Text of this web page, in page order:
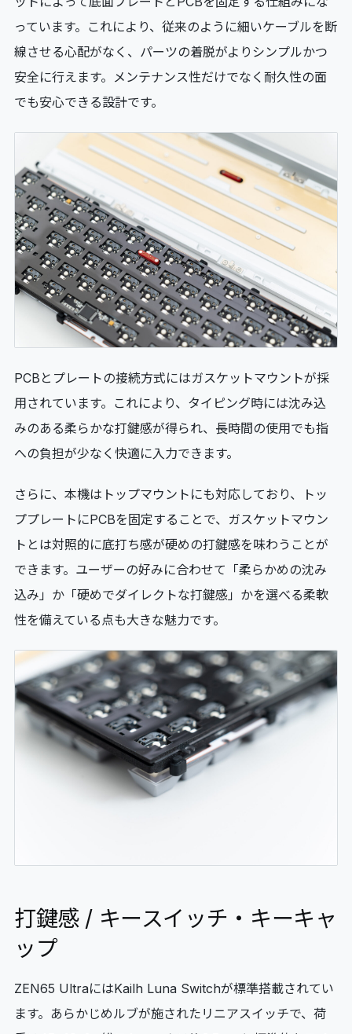
っています。これにより、従来のように細いケーブルを断
線させる心配がなく、パーツの着脱がよりシンプルかつ
安全に行えます。メンテナンス性だけでなく耐久性の面
でも安心できる設計です。
PCBとプレートの接続方式にはガスケットマウントが採
用されています。これにより、タイピング時には沈み込
みのある柔らかな打鍵感が得られ、長時間の使用でも指
への負担が少なく快適に入力できます。
さらに、本機はトップマウントにも対応しており、トッ
ププレートにPCBを固定することで、ガスケットマウン
トとは対照的に底打ち感が硬めの打鍵感を味わうことが
できます。ユーザーの好みに合わせて「柔らかめの沈み
込み」か「硬めでダイレクトな打鍵感」かを選べる柔軟
性を備えている点も大きな魅力です。
打鍵感 / キースイッチ・キーキャ
ップ
ZEN65 UltraにはKailh Luna Switchが標準搭載されてい
ます。あらかじめルブが施されたリニアスイッチで、荷